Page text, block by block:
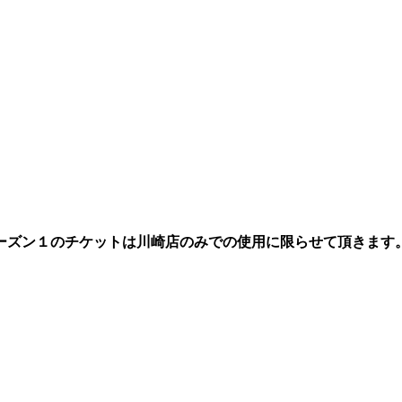
ン１のチケットは川崎店のみでの使用に限らせて頂きます